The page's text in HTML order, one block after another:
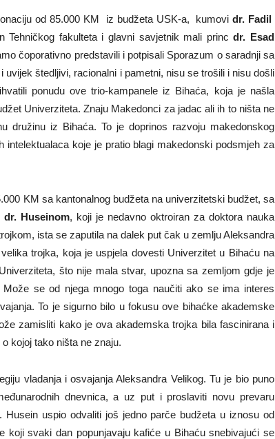
od 85.000 KM iz budžeta USK-a, kumovidr. Fadil
Tehničkog fakulteta i glavni savjetnik mali princdr. Esad
čoporativno predstavili i potpisali Sporazum o saradnji sa
štedljivi, racionalni i pametni, nisu se trošili i nisu došli
ponudu ove trio-kampanele iz Bihaća, koja je našla
Univerziteta. Znaju Makedonci za jadac ali ih to ništa ne
družinu iz Bihaća. To je doprinos razvoju makedonskog
intelektualaca koje je pratio blagi makedonski podsmjeh za
KM sa kantonalnog budžeta na univerzitetski budžet, sa
dr. Huseinom, koji je nedavno oktroiran za doktora nauka
ista se zaputila na dalek put čak u zemlju Aleksandra
trojka, koja je uspjela dovesti Univerzitet u Bihaću na
što nije mala stvar, upozna sa zemljom gdje je
se od njega mnogo toga naučiti ako se ima interes
To je sigurno bilo u fokusu ove bihaćke akademske
zamisliti kako je ova akademska trojka bila fascinirana i
kojoj tako ništa ne znaju.
vladanja i osvajanja Aleksandra Velikog. Tu je bio puno
dnevnica, a uz put i proslaviti novu prevaru
uspio odvaliti još jedno parče budžeta u iznosu od
svaki dan popunjavaju kafiće u Bihaću snebivajući se